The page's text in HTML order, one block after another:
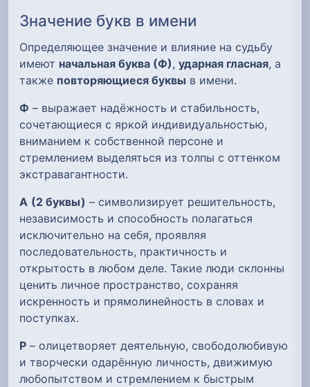
Значение букв в имени
Определяющее значение и влияние на судьбу
имеют начальная буква (Ф), ударная гласная, а
также повторяющиеся буквы в имени.
Ф – выражает надёжность и стабильность,
сочетающиеся с яркой индивидуальностью,
вниманием к собственной персоне и
стремлением выделяться из толпы с оттенком
экстравагантности.
А (2 буквы) – символизирует решительность,
независимость и способность полагаться
исключительно на себя, проявляя
последовательность, практичность и
открытость в любом деле. Такие люди склонны
ценить личное пространство, сохраняя
искренность и прямолинейность в словах и
поступках.
Р – олицетворяет деятельную, свободолюбивую
и творчески одарённую личность, движимую
любопытством и стремлением к быстрым